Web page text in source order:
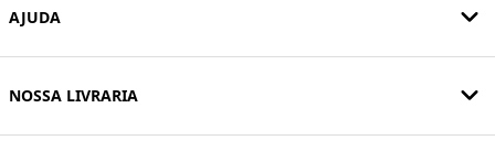
AJUDA
NOSSA LIVRARIA